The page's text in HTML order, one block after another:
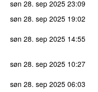
søn 28. sep 2025 23:09
søn 28. sep 2025 19:02
søn 28. sep 2025 14:55
søn 28. sep 2025 10:27
søn 28. sep 2025 06:03